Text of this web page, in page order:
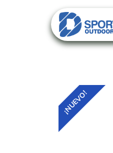
¡NUEVO!